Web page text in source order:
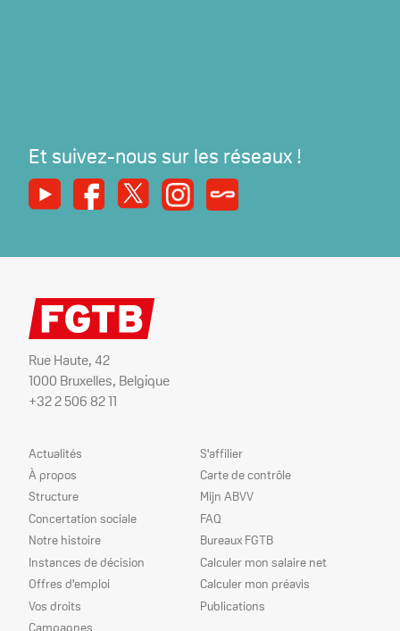
Et suivez-nous sur les réseaux !
Youtube Facebook
X InstagramSyndicats Magazine
Rue Haute, 42
1000 Bruxelles, Belgique
+32 2 506 82 11
Plan
du
site
Actualités
À propos
Structure
Concertation sociale
Notre histoire
Instances de décision
Offres d'emploi
Vos droits
Campagnes
Nos
services
S'affilier
Carte de contrôle
Mijn ABVV
FAQ
Bureaux FGTB
Calculer mon salaire net
Calculer mon préavis
Publications